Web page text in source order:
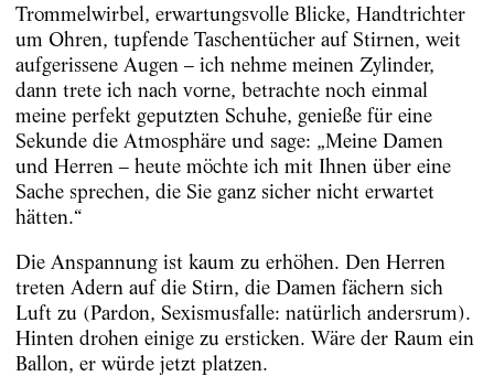
Trommelwirbel, erwartungsvolle Blicke, Handtrichter
um Ohren, tupfende Taschentücher auf Stirnen, weit
aufgerissene Augen – ich nehme meinen Zylinder,
dann trete ich nach vorne, betrachte noch einmal
meine perfekt geputzten Schuhe, genieße für eine
Sekunde die Atmosphäre und sage: „Meine Damen
und Herren – heute möchte ich mit Ihnen über eine
Sache sprechen, die Sie ganz sicher nicht erwartet
hätten.“
Die Anspannung ist kaum zu erhöhen. Den Herren
treten Adern auf die Stirn, die Damen fächern sich
Luft zu (Pardon, Sexismusfalle: natürlich andersrum).
Hinten drohen einige zu ersticken. Wäre der Raum ein
Ballon, er würde jetzt platzen.